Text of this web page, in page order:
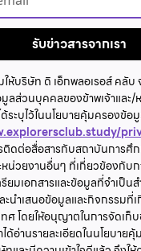
ให้บริษัท ดิ เอ็กพลอเรอส์ คลับ
มูลส่วนบุคคลของข้าพเจ้าและ
ด้ระบุไว้ในนโยบายคุ้มครองข้
ติดต่อสื่อสารกับสถาบันการศึ
น่วยงานอื่นๆ ที่เกี่ยวข้องกับ
รียมเอกสารและข้อมูลที่จำเป็น
ะนำเสนอข้อมูลและกิจกรรม
ทศ โดยให้อนุญาตในการจัดเก็
ได้อ่านรายละเอียดในนโยบา